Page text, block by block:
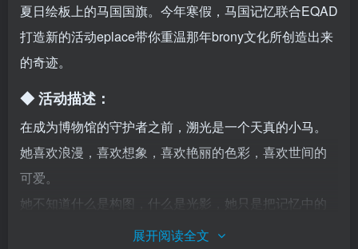
夏日绘板上的马国国旗。今年寒假，马国记忆联合EQAD
打造新的活动eplace带你重温那年brony文化所创造出来
的奇迹。
◆ 活动描述：
在成为博物馆的守护者之前，溯光是一个天真的小马。
她喜欢浪漫，喜欢想象，喜欢艳丽的色彩，喜欢世间的
可爱。
她不知道什么是构图，什么是光影，她只是把记忆中的
色彩点缀在方圆的画板上，她把太阳涂成蓝色，给大地
展开阅读全文